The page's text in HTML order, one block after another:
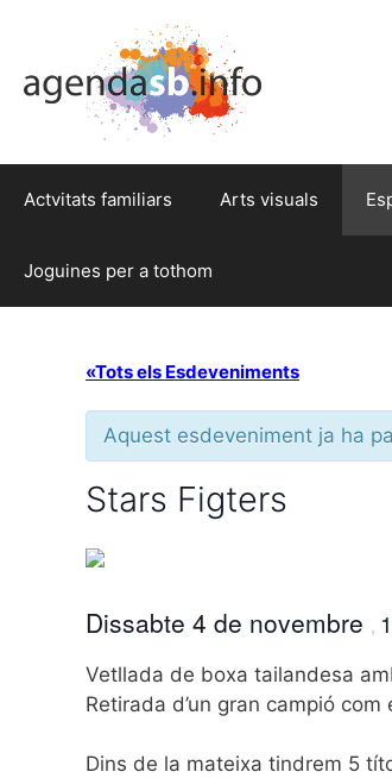
Actvitats familiars Arts visuals
Joguines per a tothom
«Tots els Esdeveniments
Aquest esdeveniment ja ha
Stars Figters
Dissabte 4 de novembre ,
Vetllada de boxa tailandesa
Retirada d’un gran campió
Dins de la mateixa tindrem 5